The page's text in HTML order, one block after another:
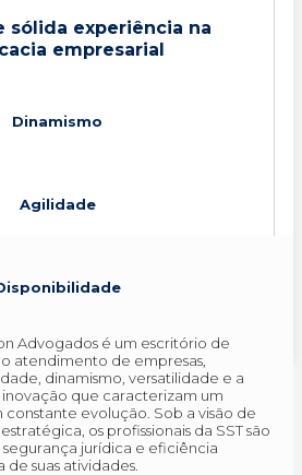
sólida experiência na
empresarial
Dinamismo
Agilidade
Advogados é um escritório de
atendimento de empresas,
dinamismo, versatilidade e a
que caracterizam um
evolução. Sob a visão de
os profissionais da SST são
jurídica e eficiência
suas atividades.